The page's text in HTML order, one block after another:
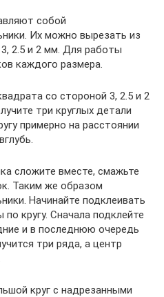
собой
Их можно вырезать из
2.5 и 2 мм. Для работы
каждого размера.
со стороной 3, 2.5 и 2
три круглых детали
примерно на расстоянии
сложите вместе, смажьте
Таким же образом
Начинайте подклеивать
кругу. Сначала подклейте
и в последнюю очередь
три ряда, а центр
круг с надрезанными